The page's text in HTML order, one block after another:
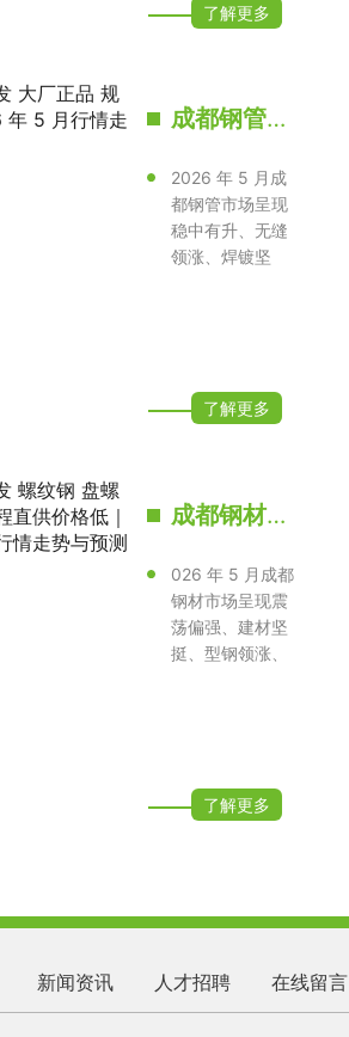
了解更多
成都钢管批发 大厂正品 规格齐全｜2026 年 5 月行情走势与价格预测
2026 年 5 月成
都钢管市场呈现
稳中有升、无缝
领涨、焊镀坚
了解更多
成都钢材批发 螺纹钢 盘螺 H型钢 西南工程直供价格低｜2026 年 5 月行情走势与预测
026 年 5 月成都
钢材市场呈现震
荡偏强、建材坚
挺、型钢领涨、
了解更多
新闻资讯 人才招聘 在线留言